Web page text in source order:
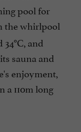
pool for
the whirlpool
and
sauna and
enjoyment,
a 110m long